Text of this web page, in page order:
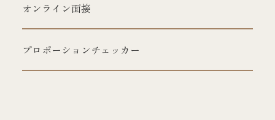
オンライン面接
プロポーションチェッカー